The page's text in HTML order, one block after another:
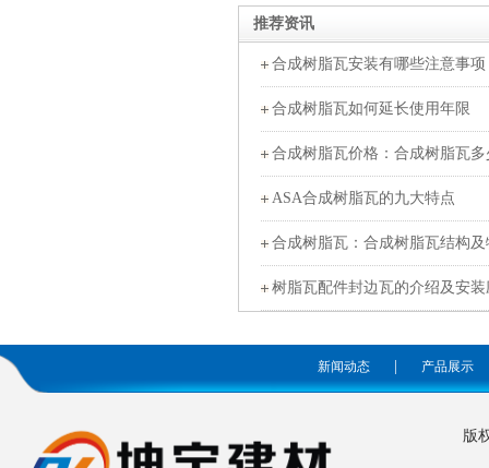
推荐资讯
合成树脂瓦安装有哪些注意事项
合成树脂瓦如何延长使用年限
合成树脂瓦价格：合成树脂瓦
ASA合成树脂瓦的九大特点
合成树脂瓦：合成树脂瓦结构及
树脂瓦配件封边瓦的介绍及安装
新闻动态 产品展示
版